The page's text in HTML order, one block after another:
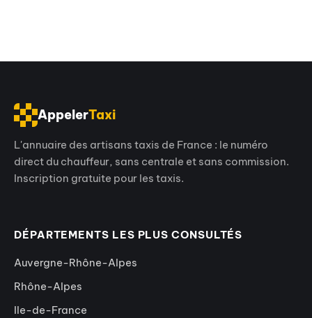
AppelerTaxi
L'annuaire des artisans taxis de France : le numéro
direct du chauffeur, sans centrale et sans commission.
Inscription gratuite pour les taxis.
DÉPARTEMENTS LES PLUS CONSULTÉS
Auvergne-Rhône-Alpes
Rhône-Alpes
Ile-de-France